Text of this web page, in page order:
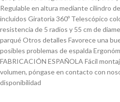
Regulable en altura mediante cilindro
incluidos Giratoria 360º Telescópico
resistencia de 5 radios y 55 cm de
parqué Otros detalles Favorece una
posibles problemas de espalda
FABRICACIÓN ESPAÑOLA Fácil
volumen, póngase en contacto con
disponibilidad